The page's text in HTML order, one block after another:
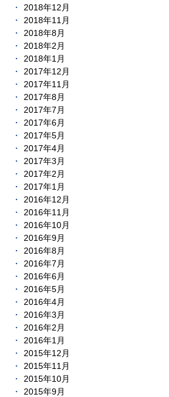
2018年12月
2018年11月
2018年8月
2018年2月
2018年1月
2017年12月
2017年11月
2017年8月
2017年7月
2017年6月
2017年5月
2017年4月
2017年3月
2017年2月
2017年1月
2016年12月
2016年11月
2016年10月
2016年9月
2016年8月
2016年7月
2016年6月
2016年5月
2016年4月
2016年3月
2016年2月
2016年1月
2015年12月
2015年11月
2015年10月
2015年9月